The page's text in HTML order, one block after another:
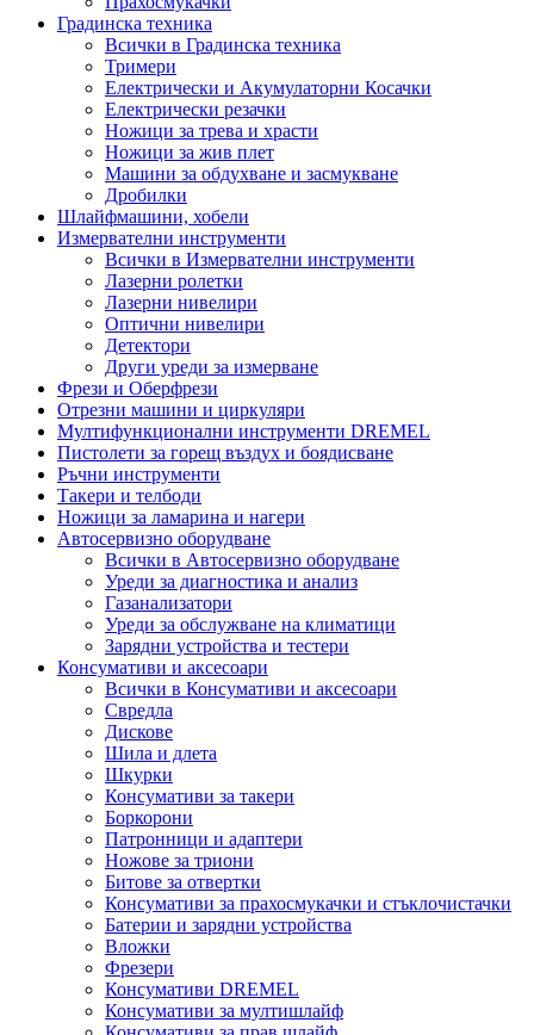
Градинска техника
Всички в Градинска техника
Тримери
Електрически и Акумулаторни Косачки
Електрически резачки
Ножици за трева и храсти
Ножици за жив плет
Машини за обдухване и засмукване
Дробилки
Шлайфмашини, хобели
Измервателни инструменти
Всички в Измервателни инструменти
Лазерни ролетки
Лазерни нивелири
Оптични нивелири
Детектори
Други уреди за измерване
Фрези и Оберфрези
Отрезни машини и циркуляри
Мултифункционални инструменти DREMEL
Пистолети за горещ въздух и боядисване
Ръчни инструменти
Такери и телбоди
Ножици за ламарина и нагери
Автосервизно оборудване
Всички в Автосервизно оборудване
Уреди за диагностика и анализ
Газанализатори
Уреди за обслужване на климатици
Зарядни устройства и тестери
Консумативи и аксесоари
Всички в Консумативи и аксесоари
Свредла
Дискове
Шила и длета
Шкурки
Консумативи за такери
Боркорони
Патронници и адаптери
Ножове за триони
Битове за отвертки
Консумативи за прахосмукачки и стъклочистачки
Батерии и зарядни устройства
Вложки
Фрезери
Консумативи DREMEL
Консумативи за мултишлайф